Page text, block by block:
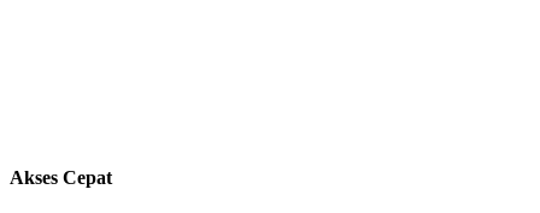
Akses Cepat